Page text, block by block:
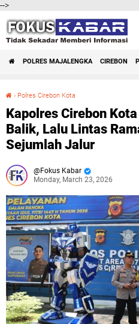
-->
POLRES MAJALENGKA CIREBON
› Polres Cirebon Kota
Kapolres Cirebon
Balik, Lalu Lintas
Sejumlah Jalur
Fokus Kabar
Monday, March 23, 2026